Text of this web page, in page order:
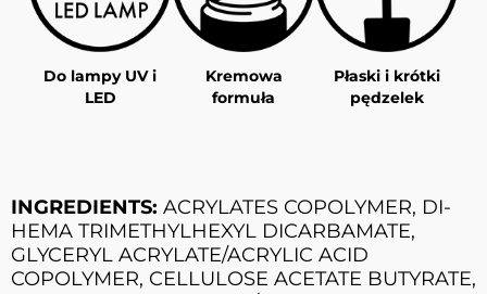
Do lampy UV i
LED
Kremowa
formuła
Płaski i krótki
pędzelek
INGREDIENTS: ACRYLATES COPOLYMER, DI-
HEMA TRIMETHYLHEXYL DICARBAMATE,
GLYCERYL ACRYLATE/ACRYLIC ACID
COPOLYMER, CELLULOSE ACETATE BUTYRATE,